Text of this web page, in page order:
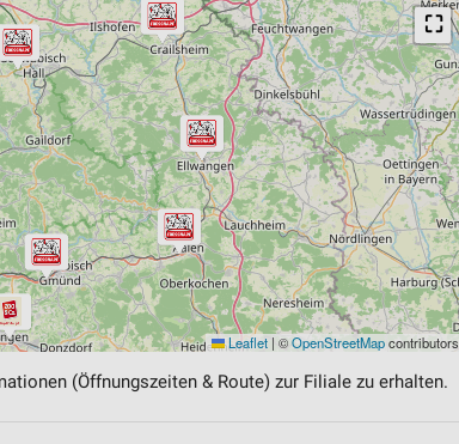
⛶
Leaflet | ©OpenStreetMapcontributors
(Öffnungszeiten & Route) zur Filiale zu erhalten.